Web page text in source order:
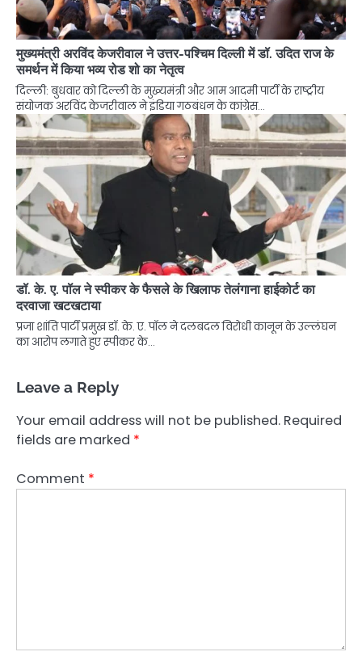
मुख्यमंत्री अरविंद केजरीवाल ने उत्तर-पश्चिम दिल्ली में डॉ. उदित राज के
समर्थन में किया भव्य रोड शो का नेतृत्व
दिल्ली: बुधवार को दिल्ली के मुख्यमंत्री और आम आदमी पार्टी के राष्ट्रीय
संयोजक अरविंद केजरीवाल ने इंडिया गठबंधन के कांग्रेस…
डॉ. के. ए. पॉल ने स्पीकर के फैसले के खिलाफ तेलंगाना हाईकोर्ट का
दरवाजा खटखटाया
प्रजा शांति पार्टी प्रमुख डॉ. के. ए. पॉल ने दलबदल विरोधी कानून के उल्लंघन
का आरोप लगाते हुए स्पीकर के…
Leave a Reply
Your email address will not be published. Required
fields are marked *
Comment *